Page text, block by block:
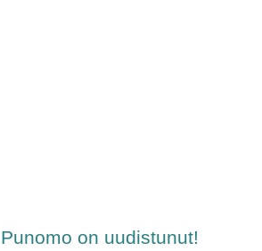
Punomo on uudistunut!